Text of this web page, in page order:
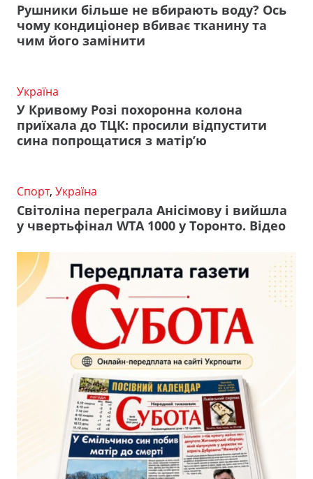
Рушники більше не вбирають воду? Ось
чому кондиціонер вбиває тканину та
чим його замінити
Україна
У Кривому Розі похоронна колона
приїхала до ТЦК: просили відпустити
сина попрощатися з матір’ю
Спорт, Україна
Світоліна переграла Анісімову і вийшла
у чвертьфінал WTA 1000 у Торонто. Відео